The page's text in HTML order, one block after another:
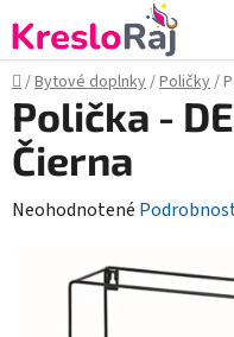
na
obsah
Domov
/Bytové doplnky/Poličky/
Polička -
Čierna
Priemerné
produktu
Neohodnotené